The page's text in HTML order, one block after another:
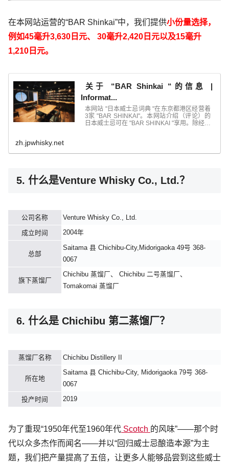
在本网站运营的“BAR Shinkai”中，我们提供小份量选择，
例如45毫升3,630日元、
30毫升2,420日元以及15毫升
1,210日元。
关于 “BAR Shinkai “的信息 |
Informat...
本网站 "日本威士忌词典 "在东京都港区经营着
3家 "BAR SHINKAI"。本网站介绍（评论）的
日本威士忌可在 "BAR SHINKAI "享用。除经营
zh.jpwhisky.net
5. 什么是Venture Whisky Co., Ltd.？
公司名称
Venture Whisky Co., Ltd.
成立时间
2004年
总部
Saitama 县 Chichibu-City,Midorigaoka 49号 368-
0067
旗下蒸馏厂
Chichibu 蒸馏厂、 Chichibu 二号蒸馏厂、
Tomakomai 蒸馏厂
6. 什么是 Chichibu 第二蒸馏厂？
蒸馏厂名称 Chichibu Distillery II
所在地
Saitama 县 Chichibu-City, Midorigaoka 79号 368-
0067
投产时间
2019
为了重现“1950年代至1960年代 Scotch 的风味”——那个时
代以众多杰作而闻名——并以“回归威士忌酿造本源”为主
题，我们把产量提高了五倍，让更多人能够品尝到这些威士